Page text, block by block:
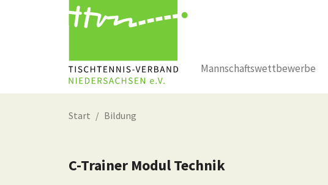
Mannschaftswettbewerbe
Start Bildung
C-Trainer Modul Technik